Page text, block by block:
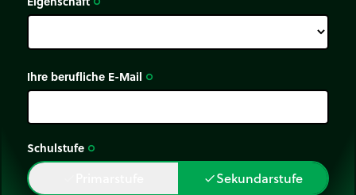
Ihre berufliche E-Mail trip_origin
Schulstufe trip_origin
doneSekundarstufe